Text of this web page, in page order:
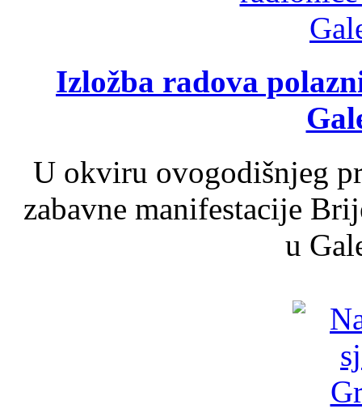
Izložba radova
U okviru ovogodišnjeg
zabavne manifestacije
u